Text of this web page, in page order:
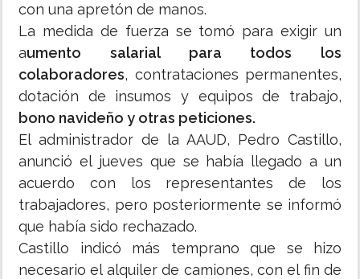
con una apretón de manos.
La medida de fuerza se tomó para exigir un
aumento salarial para todos los
colaboradores, contrataciones permanentes,
dotación de insumos y equipos de trabajo,
bono navideño y otras peticiones.
El administrador de la AAUD, Pedro Castillo,
anunció el jueves que se había llegado a un
acuerdo con los representantes de los
trabajadores, pero posteriormente se informó
que había sido rechazado.
Castillo indicó más temprano que se hizo
necesario el alquiler de camiones, con el fin de